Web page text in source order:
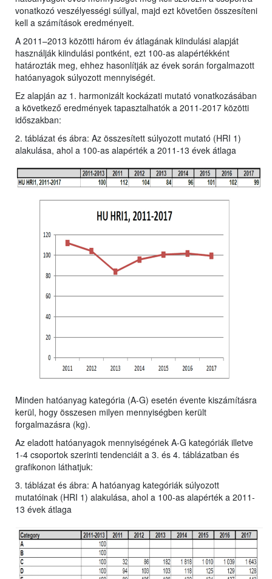
vonatkozó veszélyességi súllyal, majd ezt követően összesíteni
kell a számítások eredményeit.
A 2011–2013 közötti három év átlagának kiindulási alapját
használják kiindulási pontként, ezt 100-as alapértékként
határozták meg, ehhez hasonlítják az évek során forgalmazott
hatóanyagok súlyozott mennyiségét.
Ez alapján az 1. harmonizált kockázati mutató vonatkozásában
a következő eredmények tapasztalhatók a 2011-2017 közötti
időszakban:
2. táblázat és ábra: Az összesített súlyozott mutató (HRI 1)
alakulása, ahol a 100-as alapérték a 2011-13 évek átlaga
Minden hatóanyag kategória (A-G) esetén évente kiszámításra
kerül, hogy összesen milyen mennyiségben került
forgalmazásra (kg).
Az eladott hatóanyagok mennyiségének A-G kategóriák illetve
1-4 csoportok szerinti tendenciáit a 3. és 4. táblázatban és
grafikonon láthatjuk:
3. táblázat és ábra: A hatóanyag kategóriák súlyozott
mutatóinak (HRI 1) alakulása, ahol a 100-as alapérték a 2011-
13 évek átlaga